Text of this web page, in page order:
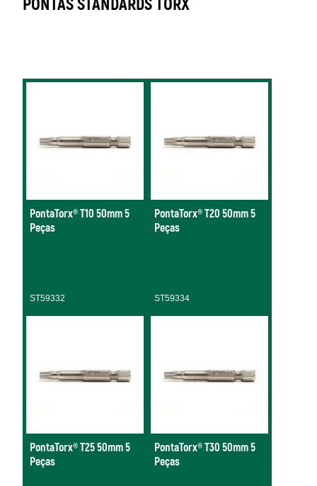
PONTAS STANDARDS TORX
PontaTorx® T10 50mm 5
Peças
ST59332
PontaTorx® T20 50mm 5
Peças
ST59334
PontaTorx® T25 50mm 5
Peças
PontaTorx® T30 50mm 5
Peças